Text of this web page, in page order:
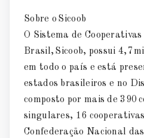
Sobre o Sicoob
O Sistema de
Brasil, Sicoob, possui 4,7
em todo o país e está
estados brasileiros e no
composto por mais de 390
singulares, 16
Confederação Nacional